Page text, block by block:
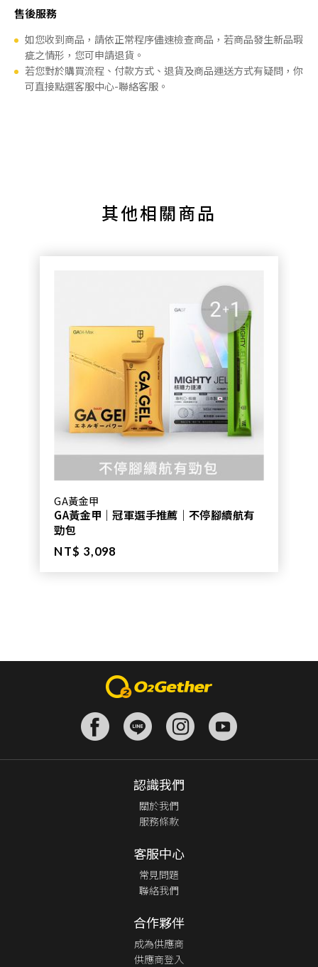
售後服務
如您收到商品，請依正常程序儘速檢查商品，若商品發生新品瑕
疵之情形，您可申請退貨。
若您對於購買流程、付款方式、退貨及商品運送方式有疑問，你
可直接點選客服中心-聯絡客服。
其他相關商品
GA黃金甲
GA黃金甲｜冠軍選手推薦｜不停腳續航有
勁包
NT$ 3,098
認識我們
關於我們
服務條款
客服中心
常見問題
聯絡我們
合作夥伴
成為供應商
供應商登入